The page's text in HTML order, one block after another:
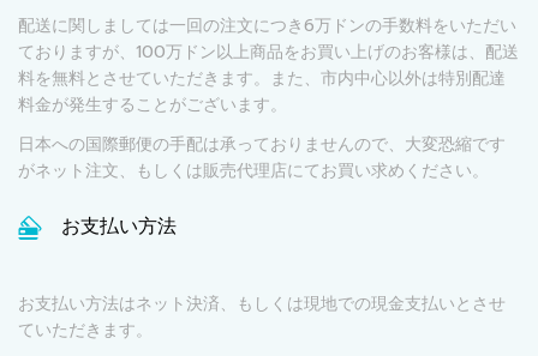
配送に関しましては一回の注文につき6万ドンの手数料をいただい
ておりますが、100万ドン以上商品をお買い上げのお客様は、配送
料を無料とさせていただきます。また、市内中心以外は特別配達
料金が発生することがございます。
日本への国際郵便の手配は承っておりませんので、大変恐縮です
がネット注文、もしくは販売代理店にてお買い求めください。
お支払い方法
お支払い方法はネット決済、もしくは現地での現金支払いとさせ
ていただきます。